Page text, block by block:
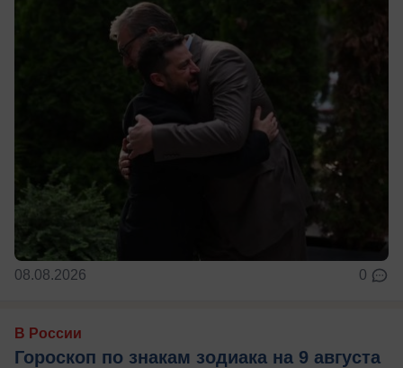
08.08.2026 0
В России
Гороскоп по знакам зодиака на 9 августа